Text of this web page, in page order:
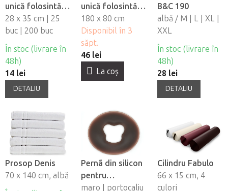
unică folosintă
pentru orificiul
fetei din material
netesut Fabulo
28 x 35 cm | 25
buc | 200 buc
În stoc (livrare în
48h)
14 lei
DETALIU
unică folosintă
impermeabile
Fabulo, 10 buc
180 x 80 cm
Disponibil în 3
săpt.
46 lei
La coş
B&C 190
albă / M | L | XL |
XXL
În stoc (livrare în
48h)
28 lei
DETALIU
Prosop Denis
70 x 140 cm, albă
Pernã din silicon
pentru
deschiderea
maro | portocaliu
Cilindru Fabulo
66 x 15 cm, 4
culori